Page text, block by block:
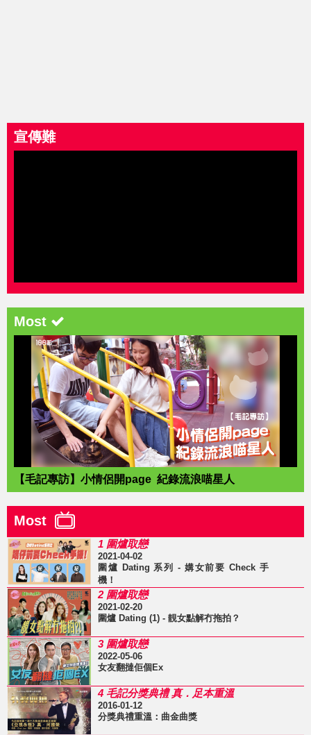
宣傳難
Most
【毛記專訪】小情侶開page 紀錄流浪喵星人
Most
1 圍爐取戀
2021-04-02
圍爐 Dating 系列 - 媾女前要 Check 手
機！
2 圍爐取戀
2021-02-20
圍爐 Dating (1) - 靚女點解冇拖拍？
3 圍爐取戀
2022-05-06
女友翻撻佢個Ex
4 毛記分獎典禮 真．足本重溫
2016-01-12
分獎典禮重溫：曲金曲獎